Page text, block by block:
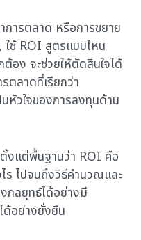
การตลาด หรือการขยาย
ใช้ ROI สูตรแบบไหน
อง จะช่วยให้ตัดสินใจได้
ตลาดที่เรียกว่า
หัวใจของการลงทุนด้าน
งแต่พื้นฐานว่า ROI คือ
ร ไปจนถึงวิธีคำนวณและ
กลยุทธ์ได้อย่างมี
ด้อย่างยั่งยืน